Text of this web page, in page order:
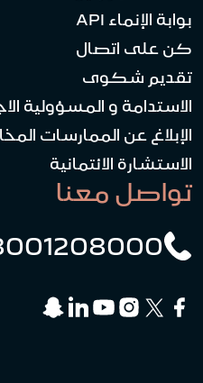
بوابة الإنماء API
كن على اتصال
تقديم شكوى
الاستدامة و المسؤولية
الإبلاغ عن الممارسات
الاستشارة الائتمانية
تواصل معنا